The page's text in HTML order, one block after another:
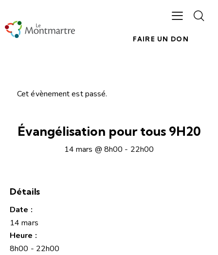
FAIRE UN DON
Cet évènement est passé.
Évangélisation pour tous 9H20
14 mars @ 8h00 - 22h00
Détails
Date :
14 mars
Heure :
8h00 - 22h00